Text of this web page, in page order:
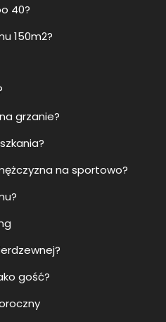
40?
150m2?
grzanie?
na sportowo?
gość?